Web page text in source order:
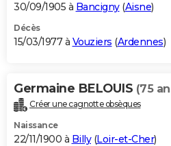
30/09/1905 à Bancigny(Aisne)
Décès
15/03/1977 à Vouziers (Ardennes)
Germaine BELOUIS (75
Créer une cagnotte obsèques
Naissance
22/11/1900 à Billy(Loir-et-Cher)